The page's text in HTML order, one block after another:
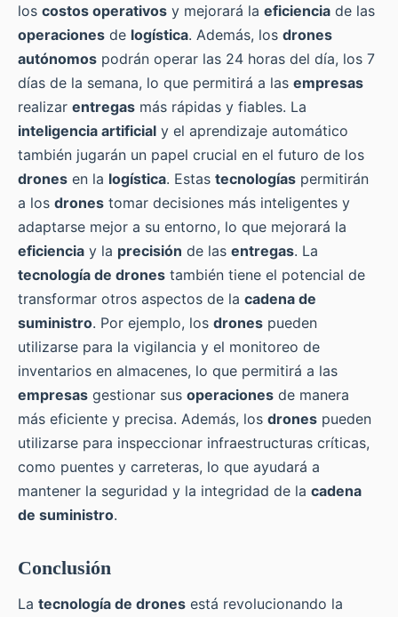
los costos operativos y mejorará la eficiencia de las
operaciones de logística. Además, los drones
autónomos podrán operar las 24 horas del día, los 7
días de la semana, lo que permitirá a las empresas
realizar entregas más rápidas y fiables. La
inteligencia artificial y el aprendizaje automático
también jugarán un papel crucial en el futuro de los
drones en la logística. Estas tecnologías permitirán
a los drones tomar decisiones más inteligentes y
adaptarse mejor a su entorno, lo que mejorará la
eficiencia y la precisión de las entregas. La
tecnología de drones también tiene el potencial de
transformar otros aspectos de la cadena de
suministro. Por ejemplo, los drones pueden
utilizarse para la vigilancia y el monitoreo de
inventarios en almacenes, lo que permitirá a las
empresas gestionar sus operaciones de manera
más eficiente y precisa. Además, los drones pueden
utilizarse para inspeccionar infraestructuras críticas,
como puentes y carreteras, lo que ayudará a
mantener la seguridad y la integridad de la cadena
de suministro.
Conclusión
La tecnología de drones está revolucionando la